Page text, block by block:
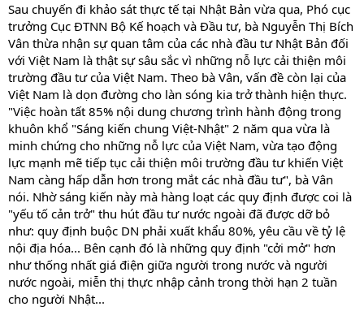
Sau chuyến đi khảo sát thực tế tại Nhật Bản vừa qua, Phó cục
trưởng Cục ĐTNN Bộ Kế hoạch và Đầu tư, bà Nguyễn Thị Bích
Vân thừa nhận sự quan tâm của các nhà đầu tư Nhật Bản đối
với Việt Nam là thật sự sâu sắc vì những nỗ lực cải thiện môi
trường đầu tư của Việt Nam. Theo bà Vân, vấn đề còn lại của
Việt Nam là dọn đường cho làn sóng kia trở thành hiện thực.
"Việc hoàn tất 85% nội dung chương trình hành động trong
khuôn khổ "Sáng kiến chung Việt-Nhật" 2 năm qua vừa là
minh chứng cho những nỗ lực của Việt Nam, vừa tạo động
lực mạnh mẽ tiếp tục cải thiện môi trường đầu tư khiến Việt
Nam càng hấp dẫn hơn trong mắt các nhà đầu tư", bà Vân
nói. Nhờ sáng kiến này mà hàng loạt các quy định được coi là
"yếu tố cản trở" thu hút đầu tư nước ngoài đã được dỡ bỏ
như: quy định buộc DN phải xuất khẩu 80%, yêu cầu về tỷ lệ
nội địa hóa... Bên cạnh đó là những quy định "cởi mở" hơn
như thống nhất giá điện giữa người trong nước và người
nước ngoài, miễn thị thực nhập cảnh trong thời hạn 2 tuần
cho người Nhật...